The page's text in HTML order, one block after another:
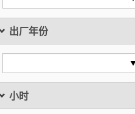
出厂年份
小时